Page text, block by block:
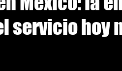
servicio hoy